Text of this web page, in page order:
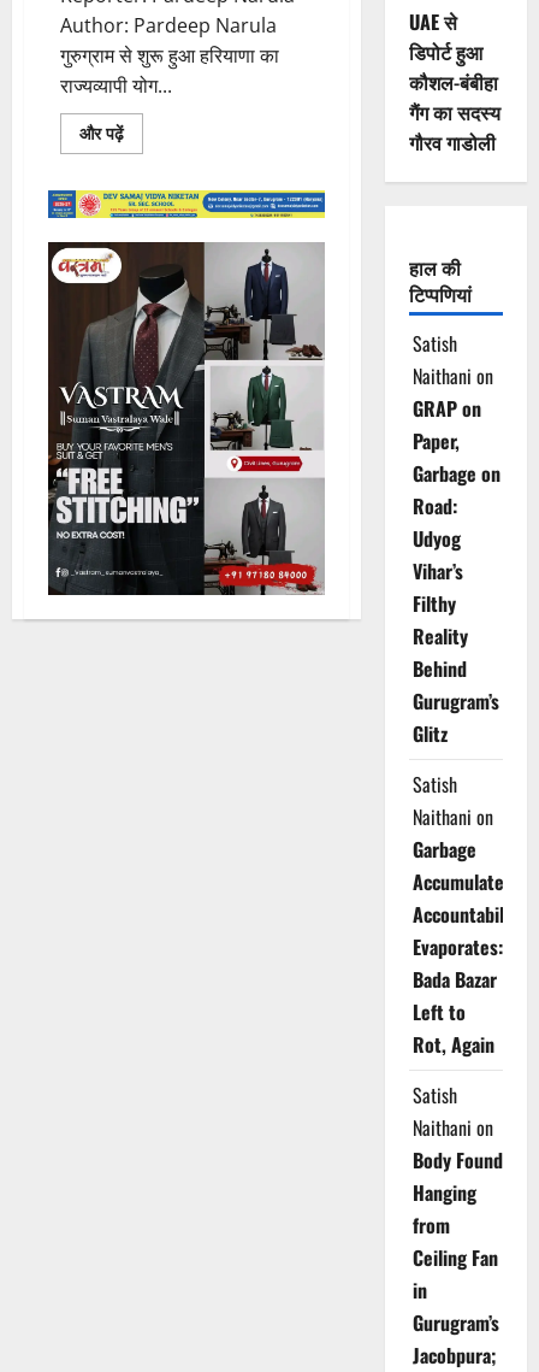
Author: Pardeep Narula
गुरुग्राम से शुरू हुआ हरियाणा का
राज्यव्यापी योग...
और पढ़ेंRead
more
से
शुरू
हरियाणा
राज्यव्यापी
योग
अभियान
UAE से
डिपोर्ट हुआ
कौशल-बंबीहा
गैंग का सदस्य
गौरव गाडोली
हाल की
टिप्पणियां
Satish
Naithani on
GRAP on
Paper,
Garbage on
Road:
Udyog
Vihar’s
Filthy
Reality
Behind
Gurugram’s
Glitz
Satish
Naithani on
Garbage
Accumulates,
Accountability
Evaporates:
Bada Bazar
Left to
Rot, Again
Satish
Naithani on
Body Found
Hanging
from
Ceiling Fan
in
Gurugram’s
Jacobpura;